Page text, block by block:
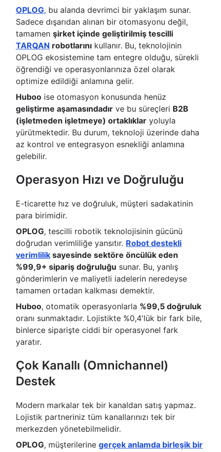
OPLOG, bu alanda devrimci bir yaklaşım sunar.
Sadece dışarıdan alınan bir otomasyonu değil,
tamamen şirket içinde geliştirilmiş tescilli
TARQAN robotlarını kullanır. Bu, teknolojinin
OPLOG ekosistemine tam entegre olduğu, sürekli
öğrendiği ve operasyonlarınıza özel olarak
optimize edildiği anlamına gelir.
Huboo ise otomasyon konusunda henüz
geliştirme aşamasındadır ve bu süreçleri B2B
(işletmeden işletmeye) ortaklıklar yoluyla
yürütmektedir. Bu durum, teknoloji üzerinde daha
az kontrol ve entegrasyon esnekliği anlamına
gelebilir.
Operasyon Hızı ve Doğruluğu
E-ticarette hız ve doğruluk, müşteri sadakatinin
para birimidir.
OPLOG, tescilli robotik teknolojisinin gücünü
doğrudan verimliliğe yansıtır. Robot destekli
verimlilik sayesinde sektöre öncülük eden
%99,9+ sipariş doğruluğu sunar. Bu, yanlış
gönderimlerin ve maliyetli iadelerin neredeyse
tamamen ortadan kalkması demektir.
Huboo, otomatik operasyonlarla %99,5 doğruluk
oranı sunmaktadır. Lojistikte %0,4'lük bir fark bile,
binlerce siparişte ciddi bir operasyonel fark
yaratır.
Çok Kanallı (Omnichannel)
Destek
Modern markalar tek bir kanaldan satış yapmaz.
Lojistik partneriniz tüm kanallarınızı tek bir
merkezden yönetebilmelidir.
OPLOG, müşterilerine gerçek anlamda birleşik bir